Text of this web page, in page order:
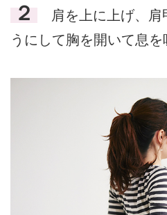
２
肩を上に上げ、肩
うにして胸を開いて息を